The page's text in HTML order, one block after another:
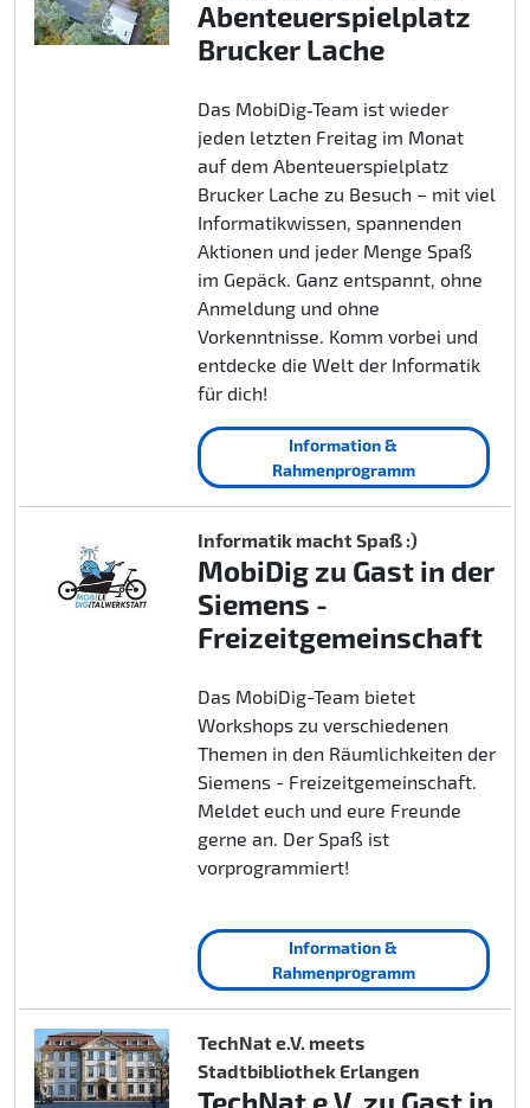
Abenteuerspielplatz
Brucker Lache
Das MobiDig‑Team ist wieder
jeden letzten Freitag im Monat
auf dem Abenteuerspielplatz
Brucker Lache zu Besuch – mit viel
Informatikwissen, spannenden
Aktionen und jeder Menge Spaß
im Gepäck. Ganz entspannt, ohne
Anmeldung und ohne
Vorkenntnisse. Komm vorbei und
entdecke die Welt der Informatik
für dich!
Information &
Rahmenprogramm
Informatik macht Spaß :)
MobiDig zu Gast in der
Siemens -
Freizeitgemeinschaft
Das MobiDig-Team bietet
Workshops zu verschiedenen
Themen in den Räumlichkeiten der
Siemens - Freizeitgemeinschaft.
Meldet euch und eure Freunde
gerne an. Der Spaß ist
vorprogrammiert!
Information &
Rahmenprogramm
TechNat e.V. meets
Stadtbibliothek Erlangen